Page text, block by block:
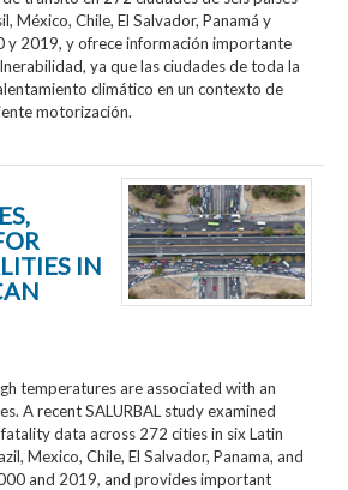
México, Chile, El Salvador, Panamá y
y 2019, y ofrece información importante
ya que las ciudades de toda la
climático en un contexto de
motorización.
IN
temperatures are associated with an
A recent SALURBAL study examined
data across 272 cities in six Latin
Mexico, Chile, El Salvador, Panama, and
and 2019, and provides important